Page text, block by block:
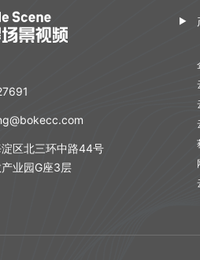
区北三环中路44号
业园G座3层